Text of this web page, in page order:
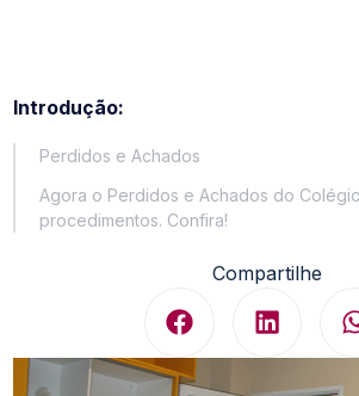
Introdução:
Perdidos e Achados
Agora o Perdidos e Achados do
procedimentos. Confira!
Compartilhe